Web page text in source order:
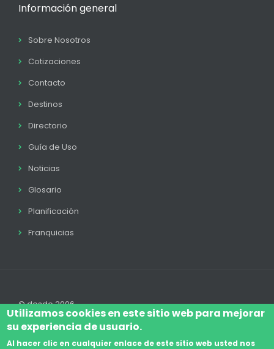
Información general
Sobre Nosotros
Cotizaciones
Contacto
Destinos
Directorio
Guía de Uso
Noticias
Glosario
Planificación
Franquicias
© desde 2006
Utilizamos cookies en este sitio web para mejorar
su experiencia de usuario.
Al hacer clic en cualquier enlace de este sitio web usted nos